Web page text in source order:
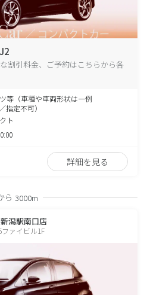
割引料金、ご予約はこちらから各
等（車種や車両形状は一例
指定不可）
ト
詳細を見る
ら 3000m
潟駅南口店
ァイビル1F